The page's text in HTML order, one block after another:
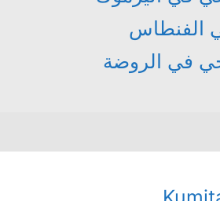
الفنطاس
في الروضة